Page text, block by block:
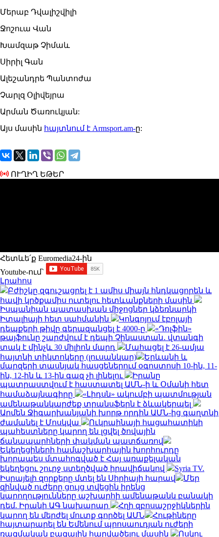
Մերաբ Դվալիշվիլի
Ջոշուա Վան
Խամզաթ Չիմաև
Սիրիլ Գան
Ալեշանդրե Պանտոժա
Չարլզ Օլիվեյրա
Արման Ծառուկյան:
Այս մասին հայտնում է Armsport.am-ը:
ՈՒՂԻՂ ԵԹԵՐ
Հետևե՛ք Euromedia24-ին
Youtube-ում`
Լրահոս
Բժիշկը զգուշացրել է 1 ամիս միայն հնդկացորեն և
հավի կրծքամիս ուտելու հետևանքների մասին
Իսպանիան պատասխան միջոցներ կձեռնարկի
Իտալիայի հետ սահմանին
Կոնգոյում էբոլայի
դեպքերի թիվը գերազանցել է 4000-ը
«Դոլֆին»
թայֆունը շարժվում է դեպի Չինաստան․ վտանգի
տակ է մինչև 30 միլիոն մարդ
Մահացել է 26-ամյա
հայտնի տիկտոկերը (լուսանկար)
Երևանի և
մարզերի տասնյակ հասցեներում օգոստոսի 10-ին, 11-
ին, 12-ին և 13-ին գազ չի լինելու
Իրանը
պատրաստվում է հաստատել ԱՄՆ-ի և Օմանի հետ
համաձայնագիրը
«Լիդսն» ակումբի պատմության
ամենաթանկարժեք տրանսֆերն է ձևակերպել
Արմեն Ջիգարխանյանի խորթ որդին ԱՄՆ-ից գաղտնի
ժամանել է Մոսկվա
Ուկրաինայի հացահատիկի
պահեստները կարող են լցվել ծովային
ճանապարհների փակման պատճառով
Եկեղեցիների համաշխարհային խորհուրդը
խորապես մտահոգված է Հայ առաքելական
եկեղեցու շուրջ ստեղծված իրավիճակով
Syria TV.
Իսրայելի զորքերը մտել են Սիրիայի հարավ
Մեր
զինված ուժերը ցույց տվեցին իրենց
կարողությունները աշխարհի ամենաթանկ բանակի
դեմ. Իրանի ԱԳ նախարար
Հղի զբոսաշրջիկներին
կարող են մերժել մուտք գործել ԱՄՆ
Հութիները
հայտարարել են Եմենում պրոսաուդյան ուժերի
ռազմական բազային հարվածելու մասին
Ոսկու